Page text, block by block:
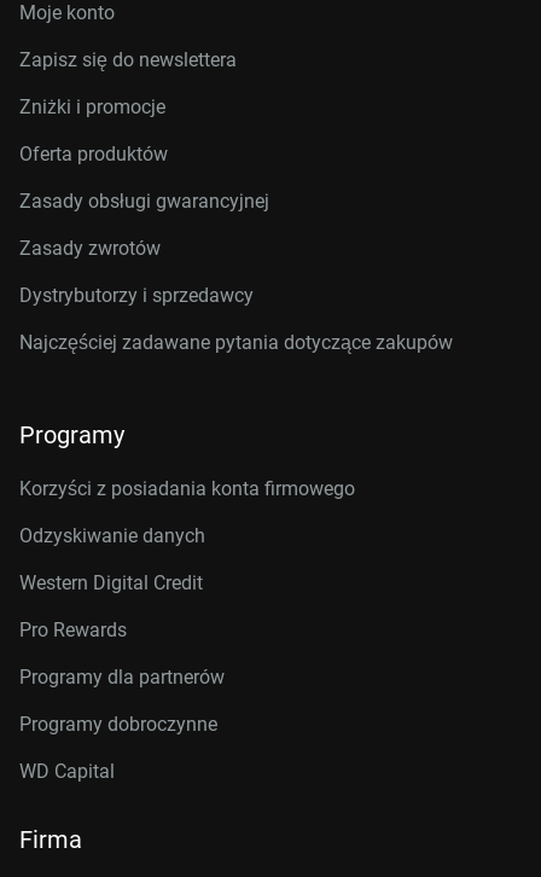
Moje konto
Zapisz się do newslettera
Zniżki i promocje
Oferta produktów
Zasady obsługi gwarancyjnej
Zasady zwrotów
Dystrybutorzy i sprzedawcy
Najczęściej zadawane pytania dotyczące zakupów
Programy
Korzyści z posiadania konta firmowego
Odzyskiwanie danych
Western Digital Credit
Pro Rewards
Programy dla partnerów
Programy dobroczynne
WD Capital
Firma